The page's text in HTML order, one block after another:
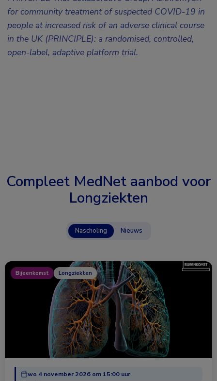
for community treatment of suspected COVID-19 in
people at increased risk of an adverse clinical course
in the UK (PRINCIPLE): a randomised, controlled,
open-label, adaptive platform trial.
Compleet MedNet aanbod voor
Longziekten
Nascholing Nieuws
Bijeenkomst Longziekten
wo 4 november 2026 om 15:00 uur